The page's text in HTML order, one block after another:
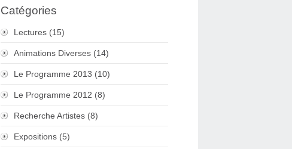
Catégories
Lectures (15)
Animations Diverses (14)
Le Programme 2013 (10)
Le Programme 2012 (8)
Recherche Artistes (8)
Expositions (5)